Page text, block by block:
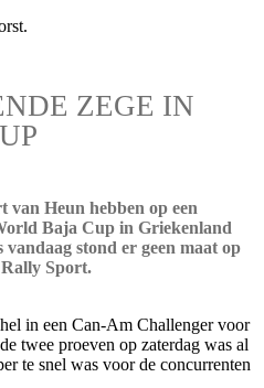
ZEGE IN
Heun hebben op een
Baja Cup in Griekenland
stond er geen maat op
Sport.
in een Can-Am Challenger voor
twee proeven op zaterdag was al
te snel was voor de concurrenten